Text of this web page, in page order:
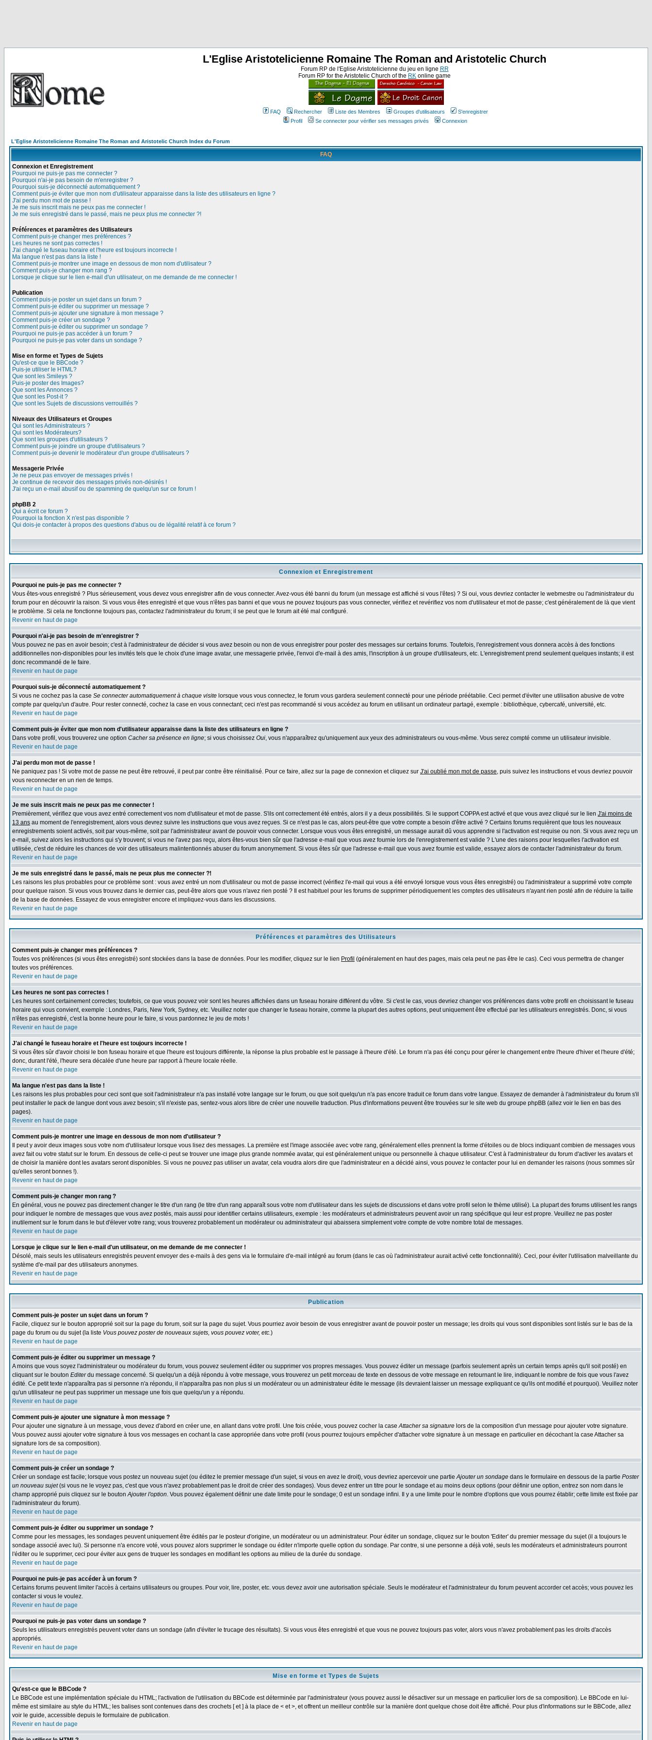
L'Eglise Aristotelicienne Romaine The Roman and Aristotelic Church
Forum RP de l'Eglise Aristotelicienne du jeu en ligne RR
Forum RP for the Aristotelic Church of the RK online game
FAQ Rechercher Liste des Membres Groupes d'utilisateurs
S'enregistrer
Profil
Se connecter pour vérifier ses messages privés Connexion
L'Eglise Aristotelicienne Romaine The Roman and Aristotelic Church Index du Forum
FAQ
Connexion et Enregistrement
Pourquoi ne puis-je pas me connecter ?
Pourquoi n'ai-je pas besoin de m'enregistrer ?
Pourquoi suis-je déconnecté automatiquement ?
Comment puis-je éviter que mon nom d'utilisateur apparaisse dans la liste des utilisateurs en ligne ?
J'ai perdu mon mot de passe !
Je me suis inscrit mais ne peux pas me connecter !
Je me suis enregistré dans le passé, mais ne peux plus me connecter ?!
Préférences et paramètres des Utilisateurs
Comment puis-je changer mes préférences ?
Les heures ne sont pas correctes !
J'ai changé le fuseau horaire et l'heure est toujours incorrecte !
Ma langue n'est pas dans la liste !
Comment puis-je montrer une image en dessous de mon nom d'utilisateur ?
Comment puis-je changer mon rang ?
Lorsque je clique sur le lien e-mail d'un utilisateur, on me demande de me connecter !
Publication
Comment puis-je poster un sujet dans un forum ?
Comment puis-je éditer ou supprimer un message ?
Comment puis-je ajouter une signature à mon message ?
Comment puis-je créer un sondage ?
Comment puis-je éditer ou supprimer un sondage ?
Pourquoi ne puis-je pas accéder à un forum ?
Pourquoi ne puis-je pas voter dans un sondage ?
Mise en forme et Types de Sujets
Qu'est-ce que le BBCode ?
Puis-je utiliser le HTML?
Que sont les Smileys ?
Puis-je poster des Images?
Que sont les Annonces ?
Que sont les Post-it ?
Que sont les Sujets de discussions verrouillés ?
Niveaux des Utilisateurs et Groupes
Qui sont les Administrateurs ?
Qui sont les Modérateurs?
Que sont les groupes d'utilisateurs ?
Comment puis-je joindre un groupe d'utilisateurs ?
Comment puis-je devenir le modérateur d'un groupe d'utilisateurs ?
Messagerie Privée
Je ne peux pas envoyer de messages privés !
Je continue de recevoir des messages privés non-désirés !
J'ai reçu un e-mail abusif ou de spamming de quelqu'un sur ce forum !
phpBB 2
Qui a écrit ce forum ?
Pourquoi la fonction X n'est pas disponible ?
Qui dois-je contacter à propos des questions d'abus ou de légalité relatif à ce forum ?
Connexion et Enregistrement
Pourquoi ne puis-je pas me connecter ?
Vous êtes-vous enregistré ? Plus sérieusement, vous devez vous enregistrer afin de vous connecter. Avez-vous été banni du forum (un message est affiché si vous l'êtes) ? Si oui, vous devriez contacter le webmestre ou l'administrateur du
forum pour en découvrir la raison. Si vous vous êtes enregistré et que vous n'êtes pas banni et que vous ne pouvez toujours pas vous connecter, vérifiez et revérifiez vos nom d'utilisateur et mot de passe; c'est généralement de là que vient
le problème. Si cela ne fonctionne toujours pas, contactez l'administrateur du forum; il se peut que le forum ait été mal configuré.
Revenir en haut de page
Pourquoi n'ai-je pas besoin de m'enregistrer ?
Vous pouvez ne pas en avoir besoin; c'est à l'administrateur de décider si vous avez besoin ou non de vous enregistrer pour poster des messages sur certains forums. Toutefois, l'enregistrement vous donnera accès à des fonctions
additionnelles non-disponibles pour les invités tels que le choix d'une image avatar, une messagerie privée, l'envoi d'e-mail à des amis, l'inscription à un groupe d'utilisateurs, etc. L'enregistrement prend seulement quelques instants; il est
donc recommandé de le faire.
Revenir en haut de page
Pourquoi suis-je déconnecté automatiquement ?
Si vous ne cochez pas la case Se connecter automatiquement à chaque visite lorsque vous vous connectez, le forum vous gardera seulement connecté pour une période préétablie. Ceci permet d'éviter une utilisation abusive de votre
compte par quelqu'un d'autre. Pour rester connecté, cochez la case en vous connectant; ceci n'est pas recommandé si vous accédez au forum en utilisant un ordinateur partagé, exemple : bibliothèque, cybercafé, université, etc.
Revenir en haut de page
Comment puis-je éviter que mon nom d'utilisateur apparaisse dans la liste des utilisateurs en ligne ?
Dans votre profil, vous trouverez une option Cacher sa présence en ligne; si vous choisissez Oui, vous n'apparaîtrez qu'uniquement aux yeux des administrateurs ou vous-même. Vous serez compté comme un utilisateur invisible.
Revenir en haut de page
J'ai perdu mon mot de passe !
Ne paniquez pas ! Si votre mot de passe ne peut être retrouvé, il peut par contre être réinitialisé. Pour ce faire, allez sur la page de connexion et cliquez sur J'ai oublié mon mot de passe, puis suivez les instructions et vous devriez pouvoir
vous reconnecter en un rien de temps.
Revenir en haut de page
Je me suis inscrit mais ne peux pas me connecter !
Premièrement, vérifiez que vous avez entré correctement vos nom d'utilisateur et mot de passe. S'ils ont correctement été entrés, alors il y a deux possibilités. Si le support COPPA est activé et que vous avez cliqué sur le lien J'ai moins de
13 ans au moment de l'enregistrement, alors vous devrez suivre les instructions que vous avez reçues. Si ce n'est pas le cas, alors peut-être que votre compte a besoin d'être activé ? Certains forums requièrent que tous les nouveaux
enregistrements soient activés, soit par vous-même, soit par l'administrateur avant de pouvoir vous connecter. Lorsque vous vous êtes enregistré, un message aurait dû vous apprendre si l'activation est requise ou non. Si vous avez reçu un
e-mail, suivez alors les instructions qui s'y trouvent; si vous ne l'avez pas reçu, alors êtes-vous bien sûr que l'adresse e-mail que vous avez fournie lors de l'enregistrement est valide ? L'une des raisons pour lesquelles l'activation est
utilisée, c'est de réduire les chances de voir des utilisateurs malintentionnés abuser du forum anonymement. Si vous êtes sûr que l'adresse e-mail que vous avez fournie est valide, essayez alors de contacter l'administrateur du forum.
Revenir en haut de page
Je me suis enregistré dans le passé, mais ne peux plus me connecter ?!
Les raisons les plus probables pour ce problème sont : vous avez entré un nom d'utilisateur ou mot de passe incorrect (vérifiez l'e-mail qui vous a été envoyé lorsque vous vous êtes enregistré) ou l'administrateur a supprimé votre compte
pour quelque raison. Si vous vous trouvez dans le dernier cas, peut-être alors que vous n'avez rien posté ? Il est habituel pour les forums de supprimer périodiquement les comptes des utilisateurs n'ayant rien posté afin de réduire la taille
de la base de données. Essayez de vous enregistrer encore et impliquez-vous dans les discussions.
Revenir en haut de page
Préférences et paramètres des Utilisateurs
Comment puis-je changer mes préférences ?
Toutes vos préférences (si vous êtes enregistré) sont stockées dans la base de données. Pour les modifier, cliquez sur le lien Profil (généralement en haut des pages, mais cela peut ne pas être le cas). Ceci vous permettra de changer
toutes vos préférences.
Revenir en haut de page
Les heures ne sont pas correctes !
Les heures sont certainement correctes; toutefois, ce que vous pouvez voir sont les heures affichées dans un fuseau horaire différent du vôtre. Si c'est le cas, vous devriez changer vos préférences dans votre profil en choisissant le fuseau
horaire qui vous convient, exemple : Londres, Paris, New York, Sydney, etc. Veuillez noter que changer le fuseau horaire, comme la plupart des autres options, peut uniquement être effectué par les utilisateurs enregistrés. Donc, si vous
n'êtes pas enregistré, c'est la bonne heure pour le faire, si vous pardonnez le jeu de mots !
Revenir en haut de page
J'ai changé le fuseau horaire et l'heure est toujours incorrecte !
Si vous êtes sûr d'avoir choisi le bon fuseau horaire et que l'heure est toujours différente, la réponse la plus probable est le passage à l'heure d'été. Le forum n'a pas été conçu pour gérer le changement entre l'heure d'hiver et l'heure d'été;
donc, durant l'été, l'heure sera décalée d'une heure par rapport à l'heure locale réelle.
Revenir en haut de page
Ma langue n'est pas dans la liste !
Les raisons les plus probables pour ceci sont que soit l'administrateur n'a pas installé votre langage sur le forum, ou que soit quelqu'un n'a pas encore traduit ce forum dans votre langue. Essayez de demander à l'administrateur du forum s'il
peut installer le pack de langue dont vous avez besoin; s'il n'existe pas, sentez-vous alors libre de créer une nouvelle traduction. Plus d'informations peuvent être trouvées sur le site web du groupe phpBB (allez voir le lien en bas des
pages).
Revenir en haut de page
Comment puis-je montrer une image en dessous de mon nom d'utilisateur ?
Il peut y avoir deux images sous votre nom d'utilisateur lorsque vous lisez des messages. La première est l'image associée avec votre rang, généralement elles prennent la forme d'étoiles ou de blocs indiquant combien de messages vous
avez fait ou votre statut sur le forum. En dessous de celle-ci peut se trouver une image plus grande nommée avatar, qui est généralement unique ou personnelle à chaque utilisateur. C'est à l'administrateur du forum d'activer les avatars et
de choisir la manière dont les avatars seront disponibles. Si vous ne pouvez pas utiliser un avatar, cela voudra alors dire que l'administrateur en a décidé ainsi, vous pouvez le contacter pour lui en demander les raisons (nous sommes sûr
qu'elles seront bonnes !).
Revenir en haut de page
Comment puis-je changer mon rang ?
En général, vous ne pouvez pas directement changer le titre d'un rang (le titre d'un rang apparaît sous votre nom d'utilisateur dans les sujets de discussions et dans votre profil selon le thème utilisé). La plupart des forums utilisent les rangs
pour indiquer le nombre de messages que vous avez postés, mais aussi pour identifier certains utilisateurs, exemple : les modérateurs et administrateurs peuvent avoir un rang spécifique qui leur est propre. Veuillez ne pas poster
inutilement sur le forum dans le but d'élever votre rang; vous trouverez probablement un modérateur ou administrateur qui abaissera simplement votre compte de votre nombre total de messages.
Revenir en haut de page
Lorsque je clique sur le lien e-mail d'un utilisateur, on me demande de me connecter !
Désolé, mais seuls les utilisateurs enregistrés peuvent envoyer des e-mails à des gens via le formulaire d'e-mail intégré au forum (dans le cas où l'administrateur aurait activé cette fonctionnalité). Ceci, pour éviter l'utilisation malveillante du
système d'e-mail par des utilisateurs anonymes.
Revenir en haut de page
Publication
Comment puis-je poster un sujet dans un forum ?
Facile, cliquez sur le bouton approprié soit sur la page du forum, soit sur la page du sujet. Vous pourriez avoir besoin de vous enregistrer avant de pouvoir poster un message; les droits qui vous sont disponibles sont listés sur le bas de la
page du forum ou du sujet (la liste Vous pouvez poster de nouveaux sujets, vous pouvez voter, etc.)
Revenir en haut de page
Comment puis-je éditer ou supprimer un message ?
A moins que vous soyez l'administrateur ou modérateur du forum, vous pouvez seulement éditer ou supprimer vos propres messages. Vous pouvez éditer un message (parfois seulement après un certain temps après qu'il soit posté) en
cliquant sur le bouton Editerdu message concerné. Si quelqu'un a déjà répondu à votre message, vous trouverez un petit morceau de texte en dessous de votre message en retournant le lire, indiquant le nombre de fois que vous l'avez
édité. Ce petit texte n'apparaîtra pas si personne n'a répondu, il n'apparaîtra pas non plus si un modérateur ou un administrateur édite le message (ils devraient laisser un message expliquant ce qu'ils ont modifié et pourquoi). Veuillez noter
qu'un utilisateur ne peut pas supprimer un message une fois que quelqu'un y a répondu.
Revenir en haut de page
Comment puis-je ajouter une signature à mon message ?
Pour ajouter une signature à un message, vous devez d'abord en créer une, en allant dans votre profil. Une fois créée, vous pouvez cocher la caseAttacher sa signature lors de la composition d'un message pour ajouter votre signature.
Vous pouvez aussi ajouter votre signature à tous vos messages en cochant la case appropriée dans votre profil (vous pourrez toujours empêcher d'attacher votre signature à un message en particulier en décochant la case Attacher sa
signature lors de sa composition).
Revenir en haut de page
Comment puis-je créer un sondage ?
Créer un sondage est facile; lorsque vous postez un nouveau sujet (ou éditez le premier message d'un sujet, si vous en avez le droit), vous devriez apercevoir une partieAjouter un sondage dans le formulaire en dessous de la partie Poster
un nouveau sujet(si vous ne le voyez pas, c'est que vous n'avez probablement pas le droit de créer des sondages). Vous devez entrer un titre pour le sondage et au moins deux options (pour définir une option, entrez son nom dans le
champ approprié puis cliquez sur le boutonAjouter l'option. Vous pouvez également définir une date limite pour le sondage; 0 est un sondage infini. Il y a une limite pour le nombre d'options que vous pourrez établir; cette limite est fixée par
l'administrateur du forum).
Revenir en haut de page
Comment puis-je éditer ou supprimer un sondage ?
Comme pour les messages, les sondages peuvent uniquement être édités par le posteur d'origine, un modérateur ou un administrateur. Pour éditer un sondage, cliquez sur le bouton 'Editer' du premier message du sujet (il a toujours le
sondage associé avec lui). Si personne n'a encore voté, vous pouvez alors supprimer le sondage ou éditer n'importe quelle option du sondage. Par contre, si une personne a déjà voté, seuls les modérateurs et administrateurs pourront
l'éditer ou le supprimer, ceci pour éviter aux gens de truquer les sondages en modifiant les options au milieu de la durée du sondage.
Revenir en haut de page
Pourquoi ne puis-je pas accéder à un forum ?
Certains forums peuvent limiter l'accès à certains utilisateurs ou groupes. Pour voir, lire, poster, etc. vous devez avoir une autorisation spéciale. Seuls le modérateur et l'administrateur du forum peuvent accorder cet accès; vous pouvez les
contacter si vous le voulez.
Revenir en haut de page
Pourquoi ne puis-je pas voter dans un sondage ?
Seuls les utilisateurs enregistrés peuvent voter dans un sondage (afin d'éviter le trucage des résultats). Si vous vous êtes enregistré et que vous ne pouvez toujours pas voter, alors vous n'avez probablement pas les droits d'accès
appropriés.
Revenir en haut de page
Mise en forme et Types de Sujets
Qu'est-ce que le BBCode ?
Le BBCode est une implémentation spéciale du HTML; l'activation de l'utilisation du BBCode est déterminée par l'administrateur (vous pouvez aussi le désactiver sur un message en particulier lors de sa composition). Le BBCode en lui-
même est similaire au style du HTML; les balises sont contenues dans des crochets [ et ] à la place de < et >, et offrent un meilleur contrôle sur la manière dont quelque chose doit être affiché. Pour plus d'informations sur le BBCode, allez
voir le guide, accessible depuis le formulaire de publication.
Revenir en haut de page